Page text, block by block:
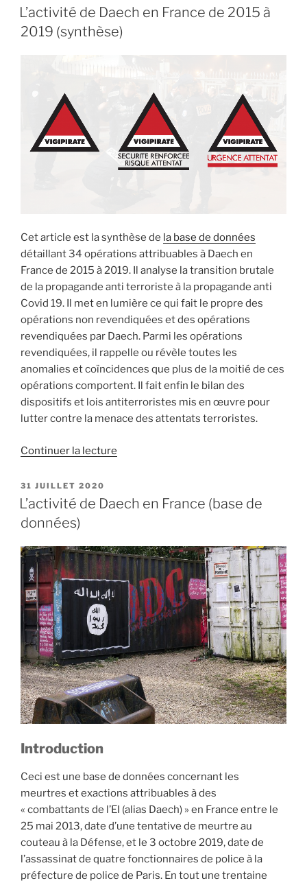
–
l’été
indien
France »
LE
L’activité de Daech en France de 2015 à
2019 (synthèse)
Cet article est la synthèse de la base de données
détaillant 34 opérations attribuables à Daech en
France de 2015 à 2019. Il analyse la transition brutale
de la propagande anti terroriste à la propagande anti
Covid 19. Il met en lumière ce qui fait le propre des
opérations non revendiquées et des opérations
revendiquées par Daech. Parmi les opérations
revendiquées, il rappelle ou révèle toutes les
anomalies et coïncidences que plus de la moitié de ces
opérations comportent. Il fait enfin le bilan des
dispositifs et lois antiterroristes mis en œuvre pour
lutter contre la menace des attentats terroristes.
Continuer la lecture
Daech
de
2015
à
2019
(synthèse) »
PUBLIÉ
LE
31 JUILLET 2020
L’activité de Daech en France (base de
données)
Introduction
Ceci est une base de données concernant les
meurtres et exactions attribuables à des
« combattants de l’EI (alias Daech) » en France entre le
25 mai 2013, date d’une tentative de meurtre au
couteau à la Défense, et le 3 octobre 2019, date de
l’assassinat de quatre fonctionnaires de police à la
préfecture de police de Paris. En tout une trentaine